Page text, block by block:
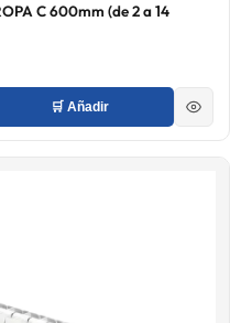
C 600mm (de 2 a 14
🛒 Añadir